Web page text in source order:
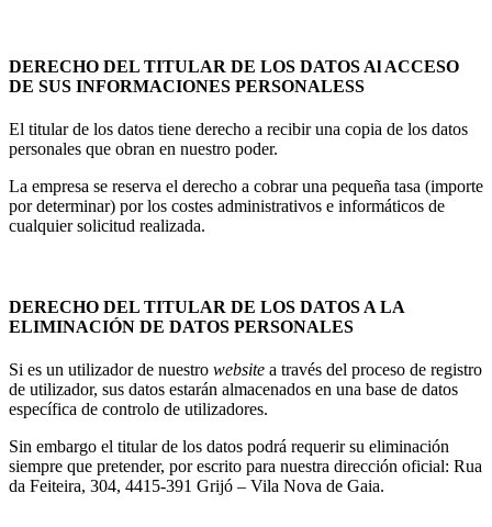
DERECHO DEL TITULAR DE LOS DATOS Al ACCESO
DE SUS INFORMACIONES PERSONALESS
El titular de los datos tiene derecho a recibir una copia de los datos
personales que obran en nuestro poder.
La empresa se reserva el derecho a cobrar una pequeña tasa (importe
por determinar) por los costes administrativos e informáticos de
cualquier solicitud realizada.
DERECHO DEL TITULAR DE LOS DATOS A LA
ELIMINACIÓN DE DATOS PERSONALES
Si es un utilizador de nuestro website a través del proceso de registro
de utilizador, sus datos estarán almacenados en una base de datos
específica de controlo de utilizadores.
Sin embargo el titular de los datos podrá requerir su eliminación
siempre que pretender, por escrito para nuestra dirección oficial: Rua
da Feiteira, 304, 4415-391 Grijó – Vila Nova de Gaia.